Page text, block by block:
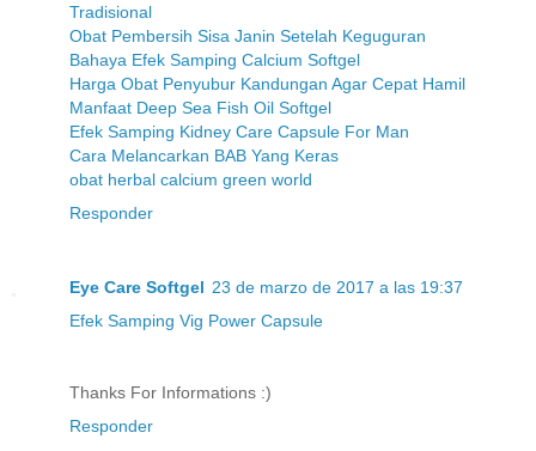
Tradisional
Obat Pembersih Sisa Janin Setelah Keguguran
Bahaya Efek Samping Calcium Softgel
Harga Obat Penyubur Kandungan Agar Cepat Hamil
Manfaat Deep Sea Fish Oil Softgel
Efek Samping Kidney Care Capsule For Man
Cara Melancarkan BAB Yang Keras
obat herbal calcium green world
Responder
Eye Care Softgel 23 de marzo de 2017 a las 19:37
Efek Samping Vig Power Capsule
Thanks For Informations :)
Responder